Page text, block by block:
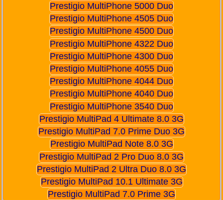
Prestigio MultiPhone 5000 Duo
Prestigio MultiPhone 4505 Duo
Prestigio MultiPhone 4500 Duo
Prestigio MultiPhone 4322 Duo
Prestigio MultiPhone 4300 Duo
Prestigio MultiPhone 4055 Duo
Prestigio MultiPhone 4044 Duo
Prestigio MultiPhone 4040 Duo
Prestigio MultiPhone 3540 Duo
Prestigio MultiPad 4 Ultimate 8.0 3G
Prestigio MultiPad 7.0 Prime Duo 3G
Prestigio MultiPad Note 8.0 3G
Prestigio MultiPad 2 Pro Duo 8.0 3G
Prestigio MultiPad 2 Ultra Duo 8.0 3G
Prestigio MultiPad 10.1 Ultimate 3G
Prestigio MultiPad 7.0 Prime 3G